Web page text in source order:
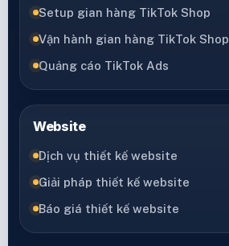
Setup gian hàng TikTok Shop
Vận hành gian hàng TikTok Shop
Quảng cáo TikTok Ads
Website
Dịch vụ thiết kế website
Giải pháp thiết kế website
Báo giá thiết kế website